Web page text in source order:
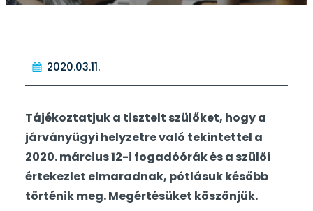
2020.03.11.
Tájékoztatjuk a tisztelt szülőket, hogy a
járványügyi helyzetre való tekintettel a
2020. március 12-i fogadóórák és a szülői
értekezlet elmaradnak, pótlásuk később
történik meg. Megértésüket köszönjük.